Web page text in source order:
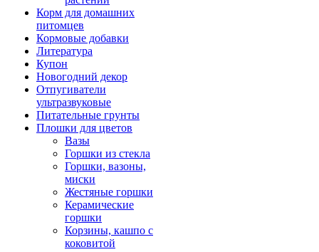
Корм для домашних
питомцев
Кормовые добавки
Литература
Купон
Новогодний декор
Отпугиватели
ультразвуковые
Питательные грунты
Плошки для цветов
Вазы
Горшки из стекла
Горшки, вазоны,
миски
Жестяные горшки
Керамические
горшки
Корзины, кашпо с
коковитой